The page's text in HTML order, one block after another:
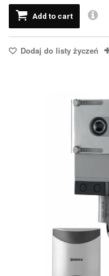
Add to cart
Dodaj do listy życzeń